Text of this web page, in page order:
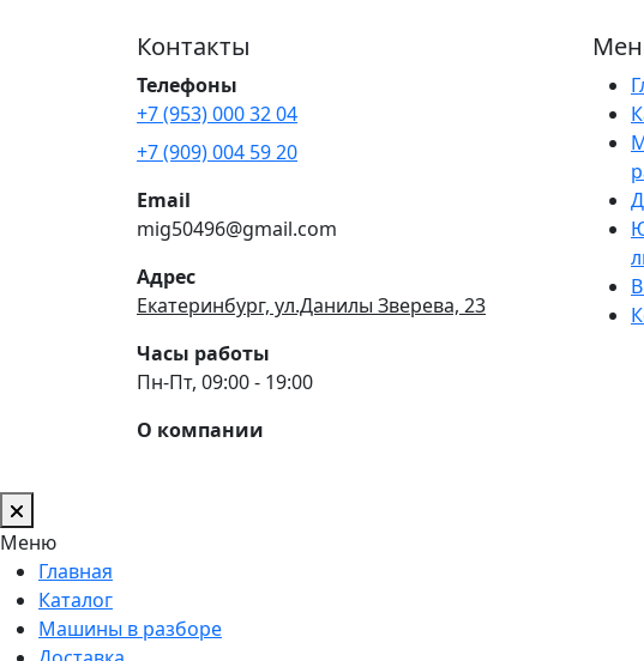
Контакты
Телефоны
+7 (953) 000 32 04
+7 (909) 004 59 20
Email
mig50496@gmail.com
Адрес
Екатеринбург, ул.Данилы Зверева, 23
Часы работы
Пн-Пт, 09:00 - 19:00
О компании
Меню
Главная
Каталог
Машины в разборе